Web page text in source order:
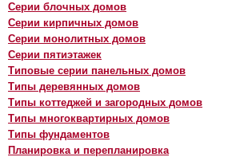
Серии блочных домов
Серии кирпичных домов
Серии монолитных домов
Серии пятиэтажек
Типовые серии панельных домов
Типы деревянных домов
Типы коттеджей и загородных домов
Типы многоквартирных домов
Типы фундаментов
Планировка и перепланировка